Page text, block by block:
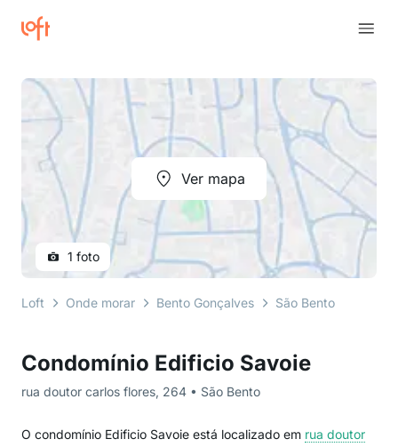
Condomínio Edificio Savoie
rua doutor carlos flores, 264 • São Bento
O condomínio Edificio Savoie está localizado em rua doutor
Ver mapa
1 foto
Loft Onde morar Bento Gonçalves São Bento